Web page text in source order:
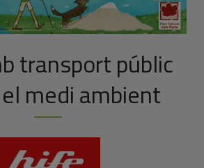
transport públic
medi ambient